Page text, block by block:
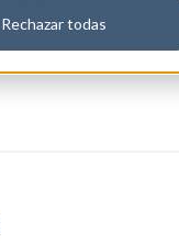
Rechazar todas